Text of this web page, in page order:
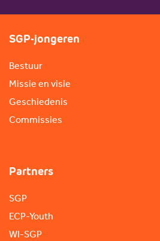
SGP-jongeren
Bestuur
Missie en visie
Geschiedenis
Commissies
Partners
SGP
ECP-Youth
WI-SGP